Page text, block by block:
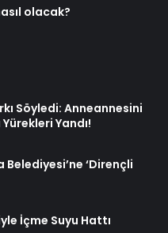
olacak?
Söyledi: Anneannesini
Yandı!
Belediyesi’ne ‘Dirençli
İçme Suyu Hattı